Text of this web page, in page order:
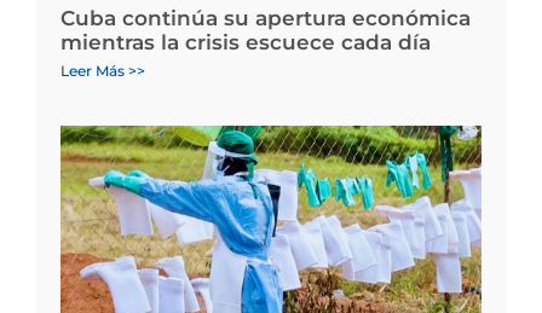
Cuba continúa su apertura económica
mientras la crisis escuece cada día
Leer Más >>